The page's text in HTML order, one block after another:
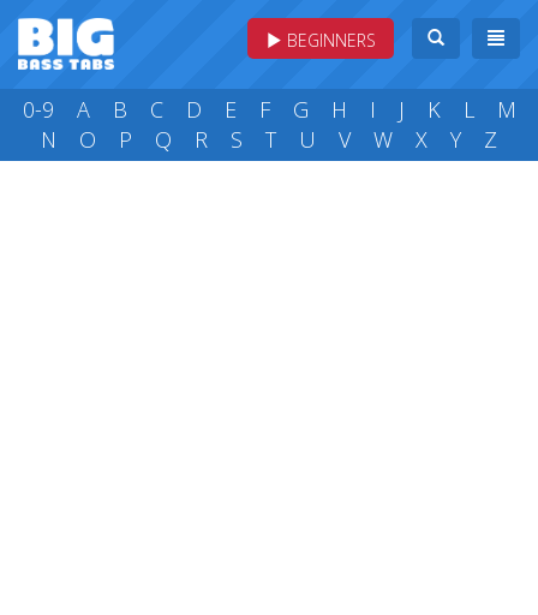
BEGINNERS
0-9 A B C D E F G H I J K L
M
N
O P Q R S T U V W X Y Z